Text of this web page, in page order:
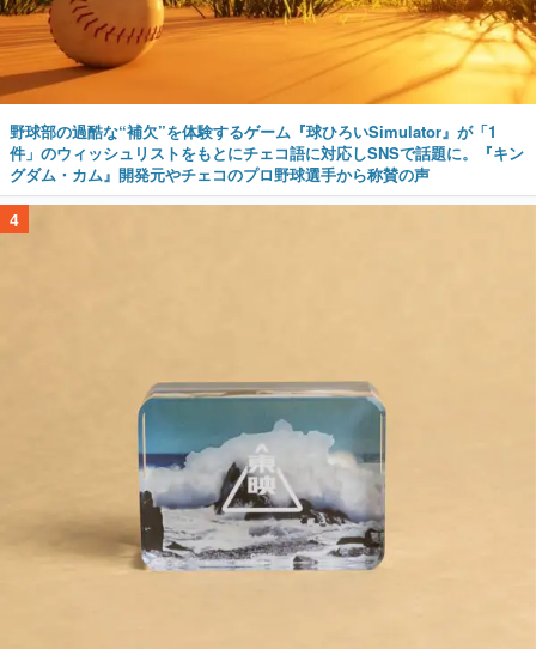
野球部の過酷な“補欠”を体験するゲーム『球ひろいSimulator』が「1
件」のウィッシュリストをもとにチェコ語に対応しSNSで話題に。『キン
グダム・カム』開発元やチェコのプロ野球選手から称賛の声
4